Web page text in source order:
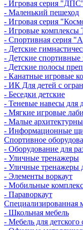
- Игровая серия
- Маленький пешеход
- Игровая серия
- Игровые
- Спортивная серия
- Детские
- Детские спортивные
- Детские полосы
- Канатные игровые
- ИК Для детей с
- Беседки детские
- Теневые навесы для
- Мягкие игровые
- Малые
- Информационные
Спортивное
- Оборудование для
- Уличные тренажеры
- Уличные тренажеры
- Элементы воркаут
- Мобильные
- Параворкаут
Cпециализированная
- Школьная мебель
- Мебель для детского